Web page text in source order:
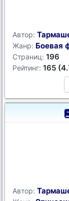
Автор:
Жанр: Боевая
Страниц: 196
Рейтинг: 165
Автор: